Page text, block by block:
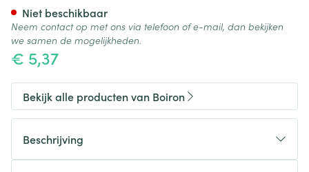
€ 5,37
Niet beschikbaar
Neem contact op met ons via telefoon of e-mail, dan bekijken
we samen de mogelijkheden.
Bekijk alle producten van Boiron
Beschrijving